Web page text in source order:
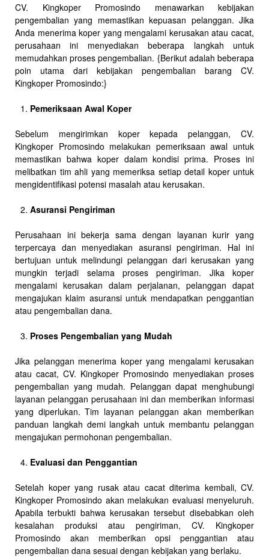
CV. Kingkoper Promosindo menawarkan kebijakan
pengembalian yang memastikan kepuasan pelanggan. Jika
Anda menerima koper yang mengalami kerusakan atau cacat,
perusahaan ini menyediakan beberapa langkah untuk
memudahkan proses pengembalian. {Berikut adalah beberapa
poin utama dari kebijakan pengembalian barang CV.
Kingkoper Promosindo:}
Pemeriksaan Awal Koper
Sebelum mengirimkan koper kepada pelanggan, CV.
Kingkoper Promosindo melakukan pemeriksaan awal untuk
memastikan bahwa koper dalam kondisi prima. Proses ini
melibatkan tim ahli yang memeriksa setiap detail koper untuk
mengidentifikasi potensi masalah atau kerusakan.
Asuransi Pengiriman
Perusahaan ini bekerja sama dengan layanan kurir yang
terpercaya dan menyediakan asuransi pengiriman. Hal ini
bertujuan untuk melindungi pelanggan dari kerusakan yang
mungkin terjadi selama proses pengiriman. Jika koper
mengalami kerusakan dalam perjalanan, pelanggan dapat
mengajukan klaim asuransi untuk mendapatkan penggantian
atau pengembalian dana.
Proses Pengembalian yang Mudah
Jika pelanggan menerima koper yang mengalami kerusakan
atau cacat, CV. Kingkoper Promosindo menyediakan proses
pengembalian yang mudah. Pelanggan dapat menghubungi
layanan pelanggan perusahaan ini dan memberikan informasi
yang diperlukan. Tim layanan pelanggan akan memberikan
panduan langkah demi langkah untuk membantu pelanggan
mengajukan permohonan pengembalian.
Evaluasi dan Penggantian
Setelah koper yang rusak atau cacat diterima kembali, CV.
Kingkoper Promosindo akan melakukan evaluasi menyeluruh.
Apabila terbukti bahwa kerusakan tersebut disebabkan oleh
kesalahan produksi atau pengiriman, CV. Kingkoper
Promosindo akan memberikan opsi penggantian atau
pengembalian dana sesuai dengan kebijakan yang berlaku.